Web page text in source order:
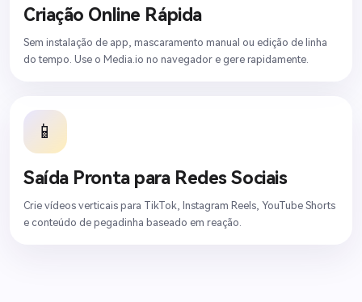
Criação Online Rápida
Sem instalação de app, mascaramento manual ou edição de linha
do tempo. Use o Media.io no navegador e gere rapidamente.
📱
Saída Pronta para Redes Sociais
Crie vídeos verticais para TikTok, Instagram Reels, YouTube Shorts
e conteúdo de pegadinha baseado em reação.